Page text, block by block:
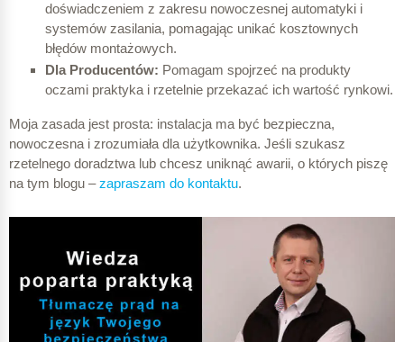
doświadczeniem z zakresu nowoczesnej automatyki i
systemów zasilania, pomagając unikać kosztownych
błędów montażowych.
Dla Producentów: Pomagam spojrzeć na produkty
oczami praktyka i rzetelnie przekazać ich wartość rynkowi.
Moja zasada jest prosta: instalacja ma być bezpieczna,
nowoczesna i zrozumiała dla użytkownika. Jeśli szukasz
rzetelnego doradztwa lub chcesz uniknąć awarii, o których piszę
na tym blogu – zapraszam do kontaktu.